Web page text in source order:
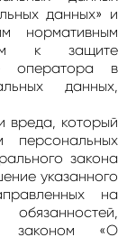
данных» и
нормативным
к защите
оператора в
данных,
вреда, который
персональных
закона
указанного
на
законом «О